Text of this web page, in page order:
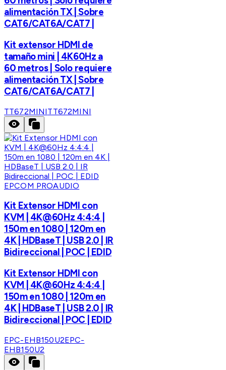
alimentación TX | Sobre
CAT6/CAT6A/CAT7 |
Kit extensor HDMI de
tamaño mini | 4K60Hz a
60 metros | Solo requiere
alimentación TX | Sobre
CAT6/CAT6A/CAT7 |
TT672MINITT672MINI
EPCOM PROAUDIO
Kit Extensor HDMI con
KVM | 4K@60Hz 4:4:4 |
150m en 1080 | 120m en
4K | HDBaseT | USB 2.0 | IR
Bidireccional | POC | EDID
Kit Extensor HDMI con
KVM | 4K@60Hz 4:4:4 |
150m en 1080 | 120m en
4K | HDBaseT | USB 2.0 | IR
Bidireccional | POC | EDID
EPC-EHB150U2EPC-
EHB150U2